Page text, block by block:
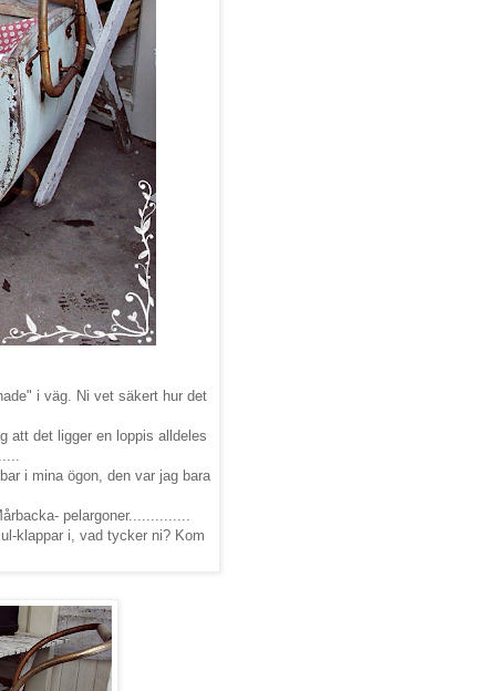
i väg. Ni vet säkert hur det
att det ligger en loppis alldeles
i mina ögon, den var jag bara
pelargoner..............
klappar i, vad tycker ni? Kom